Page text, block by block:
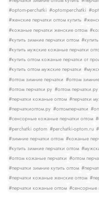
#optom-perchatki #optomperchatki
#женские перчатки оптом купить
#кожаные перчатки женские оптом
#купить зимние перчатки оптом
#купить мужские кожаные перчатки
#купить оптом кожаные перчатки от
#купить оптом мужские перчатки
#оптом зимние перчатки #оптом
#оптом перчатки ру #оптом перчатки.ру
#перчатки кожаные оптом #перчатки
#перчаткиоптом.ру #оптомперчатки
#сенсорные кожаные перчатки оптом
#perchatki optom #perchatki-optom.ru
#зимние перчатки оптом #кожаные
#купить зимние перчатки оптом
#оптом кожаные перчатки #оптом
#перчатки зимние купить оптом
#перчатки кожаные женские оптом
#перчатки кожаные оптом #сенсорные